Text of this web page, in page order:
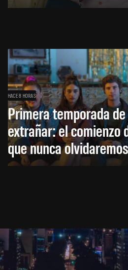
HACE 8 HORAS
Primera temporada
extrañar: el comienzo
que nunca olvidaremos